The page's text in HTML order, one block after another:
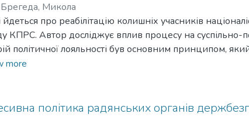
Брегеда, Микола
йдеться про реабілітацію колишніх учасників
КПРС. Автор досліджує вплив процесу на суспільно-
політичної лояльності був основним принципом,
в Західній Україні: відмінності в масштабах і
more
політика радянських органів